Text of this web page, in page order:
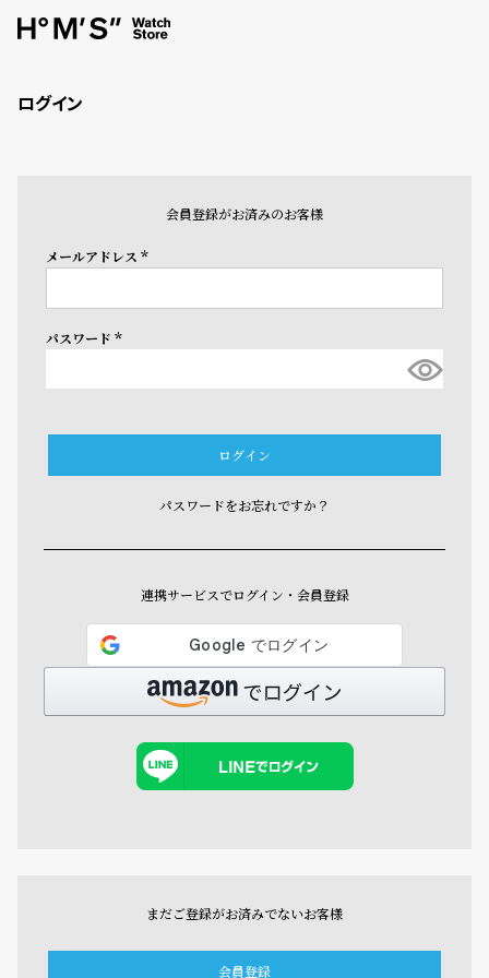
ログイン
会員登録がお済みのお客様
メールアドレス
(必
パスワード
(必
ログイン
パスワードをお忘れですか？
連携サービスでログイン・会員登録
まだご登録がお済みでないお客様
会員登録